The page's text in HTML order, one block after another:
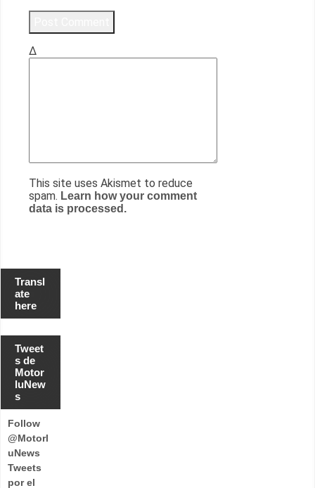
Δ
This site uses Akismet to reduce
spam. Learn how your comment
data is processed.
Transl
ate
here
Tweet
s de
Motor
luNew
s
Follow
@Motorl
uNews
Tweets
por el